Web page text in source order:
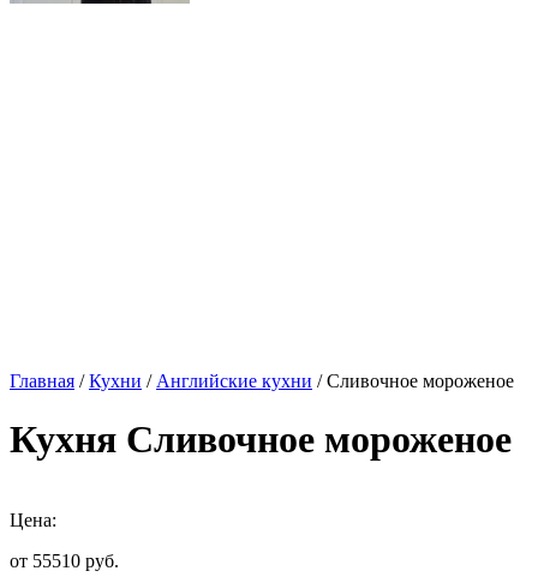
Главная /Кухни / Английские кухни / Сливочное мороженое
Кухня Сливочное мороженое
Цена:
от 55510 руб.